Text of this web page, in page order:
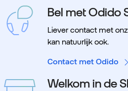
Bel met Odido
Liever contact met
kan natuurlijk ook.
Contact met Odido
Welkom in de